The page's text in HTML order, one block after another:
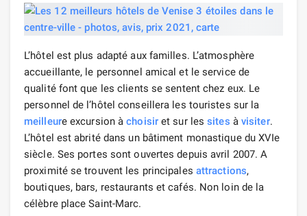
L’hôtel est plus adapté aux familles. L’atmosphère
accueillante, le personnel amical et le service de
qualité font que les clients se sentent chez eux. Le
personnel de l’hôtel conseillera les touristes sur la
meilleure excursion àchoisiret sur lessites à visiter.
L’hôtel est abrité dans un bâtiment monastique du XVIe
siècle. Ses portes sont ouvertes depuis avril 2007. A
proximité se trouvent les principales attractions,
boutiques, bars, restaurants et cafés. Non loin de la
célèbre place Saint-Marc.